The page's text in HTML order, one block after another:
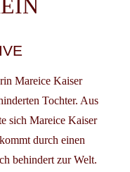
Mareice Kaiser
Tochter. Aus
sich Mareice Kaiser
durch einen
behindert zur Welt.